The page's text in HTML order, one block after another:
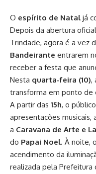
O espírito de Natal já
Depois da abertura
Trindade, agora é a vez
Bandeirante entrarem
receber a festa que
Nesta quarta-feira (10),
transforma em ponto de
A partir das 15h, o
apresentações musicais,
a Caravana de Arte e
do Papai Noel. À noite,
acendimento da
realizada pela Prefeitura